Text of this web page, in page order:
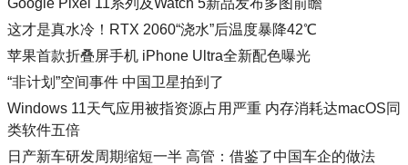
这才是真水冷！RTX 2060“浇水”后温度暴降42℃
苹果首款折叠屏手机 iPhone Ultra全新配色曝光
“非计划”空间事件 中国卫星拍到了
Windows 11天气应用被指资源占用严重 内存消耗达macOS同
类软件五倍
日产新车研发周期缩短一半 高管：借鉴了中国车企的做法